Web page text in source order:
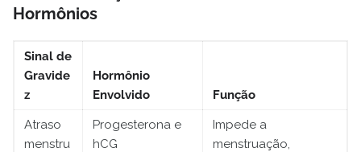
Hormônios
Sinal de
Gravide
z
Hormônio
Envolvido
Função
Atraso
menstru
Progesterona e
hCG
Impede a
menstruação,